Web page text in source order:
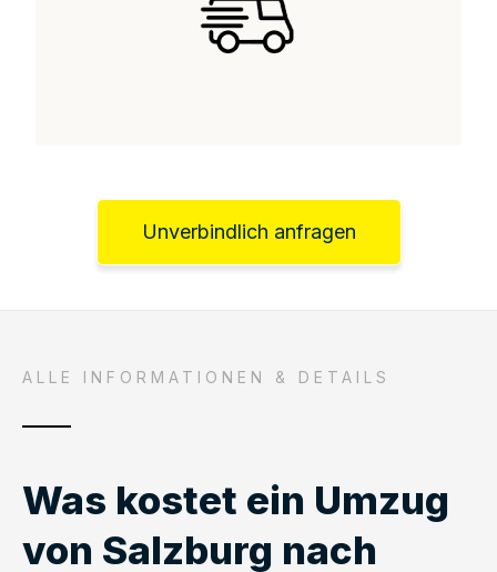
Unverbindlich anfragen
ALLE INFORMATIONEN & DETAILS
Was kostet ein Umzug
von Salzburg nach